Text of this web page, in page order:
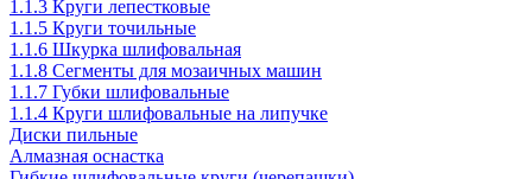
1.1.3 Круги лепестковые
1.1.5 Круги точильные
1.1.6 Шкурка шлифовальная
1.1.8 Сегменты для мозаичных машин
1.1.7 Губки шлифовальные
1.1.4 Круги шлифовальные на липучке
Диски пильные
Алмазная оснастка